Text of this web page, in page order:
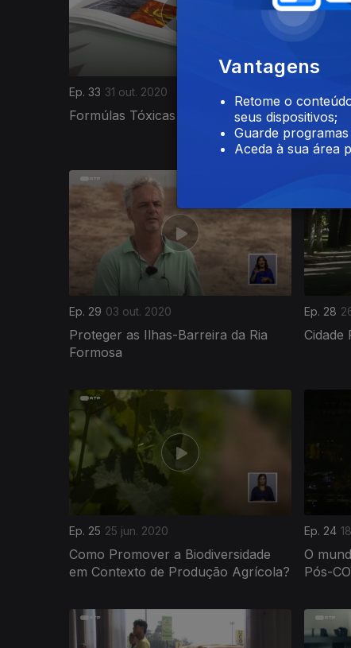
Ep. 33 31 out. 2020
Formúlas Tóxicas
Ep. 29 03 out. 2020
Proteger as Ilhas-Barreira da Ria
Formosa
Ep. 28
Cidade
Ep. 25 25 jun. 2020
Como Promover a Biodiversidade
em Contexto de Produção Agrícola?
Ep. 24
O
Pós-
471058
Vantagens
Retome o
seus dispositivos;
Guarde
Aceda à sua área